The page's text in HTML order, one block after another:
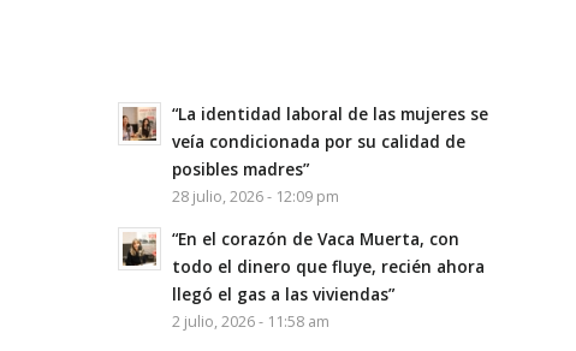
“La identidad laboral de las mujeres se
veía condicionada por su calidad de
posibles madres”
28 julio, 2026 - 12:09 pm
“En el corazón de Vaca Muerta, con
todo el dinero que fluye, recién ahora
llegó el gas a las viviendas”
2 julio, 2026 - 11:58 am